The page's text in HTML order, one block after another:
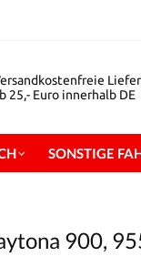
25,- Euro innerhalb DE
SONSTIGE
900,